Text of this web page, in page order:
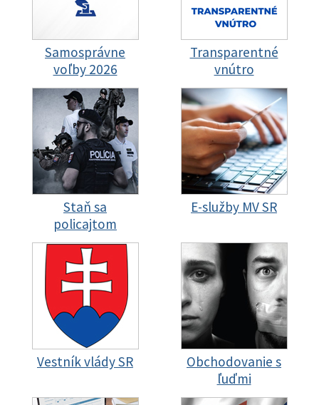
Samosprávne
voľby 2026
Transparentné
vnútro
Staň sa
policajtom
E-služby MV SR
Vestník vlády SR
Obchodovanie s
ľuďmi